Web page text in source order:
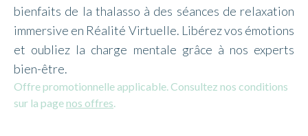
bienfaits de la thalasso à des séances de relaxation
immersive en Réalité Virtuelle. Libérez vos émotions
et oubliez la charge mentale grâce à nos experts
bien-être.
Offre promotionnelle applicable. Consultez nos conditions
sur la pagenos offres